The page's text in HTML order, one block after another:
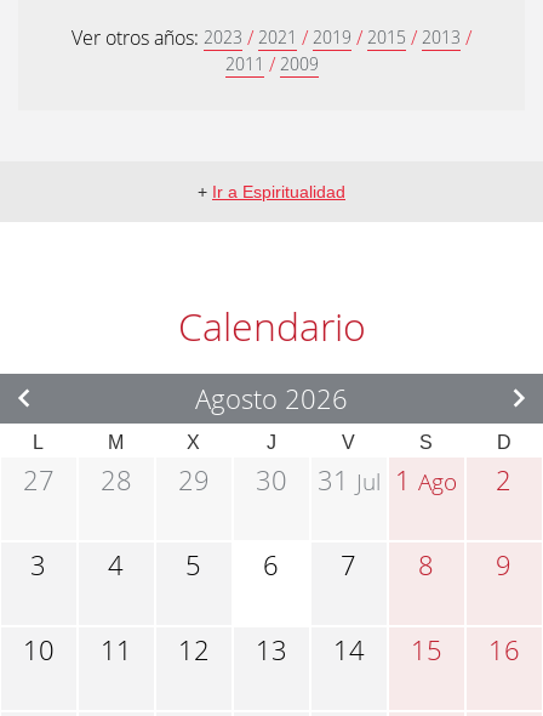
Ver otros años: 2023 / 2021 / 2019 / 2015 / 2013 /
2011 / 2009
+ Ir a Espiritualidad
Calendario
Agosto 2026
L M X J V S D
27 28 29 30 31 Jul 1Ago 2
3 4 5 6 7 8 9
10 11 12 13 14 15 16